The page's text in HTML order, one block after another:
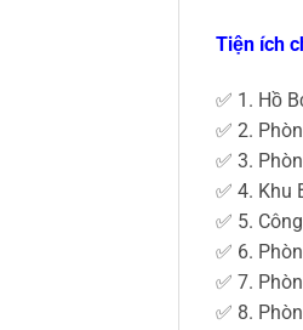
Tiện ích
✅ 1. Hồ
✅ 2.
✅ 3.
✅ 4. Khu
✅ 5.
✅ 6.
✅ 7.
✅ 8.